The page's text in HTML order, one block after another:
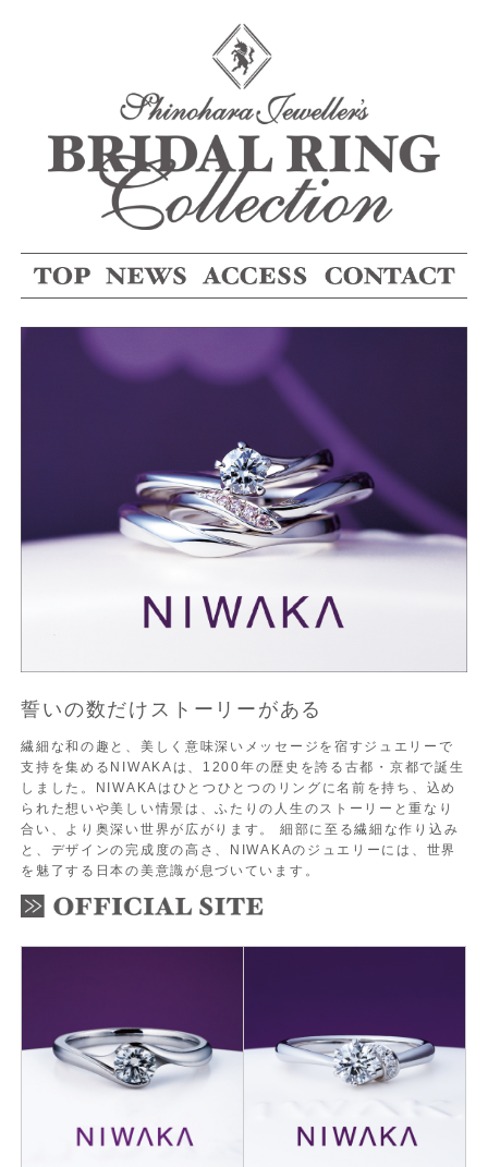
誓いの数だけストーリーがある
繊細な和の趣と、美しく意味深いメッセージを宿すジュエリーで
支持を集めるNIWAKAは、1200年の歴史を誇る古都・京都で誕生
しました。NIWAKAはひとつひとつのリングに名前を持ち、込め
られた想いや美しい情景は、ふたりの人生のストーリーと重なり
合い、より奥深い世界が広がります。 細部に至る繊細な作り込み
と、デザインの完成度の高さ、NIWAKAのジュエリーには、世界
を魅了する日本の美意識が息づいています。